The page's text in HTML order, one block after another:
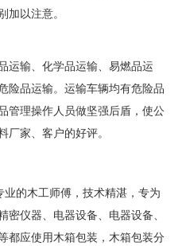
以注意。
运输、化学品运输、易燃品运
险品运输。运输车辆均有危险品
管理操作人员做坚强后盾，使公
家、客户的好评。
的木工师傅，技术精湛，专为
仪器、电器设备、电器设备、
都应使用木箱包装，木箱包装分